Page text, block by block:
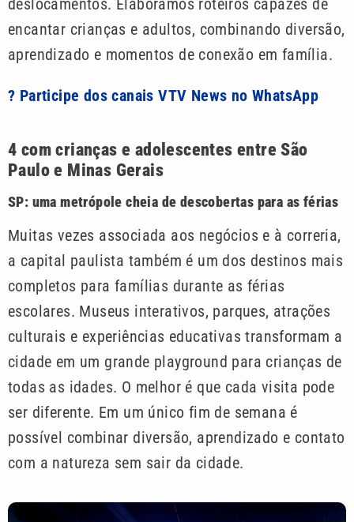
encantar crianças e adultos, combinando diversão,
aprendizado e momentos de conexão em família.
? Participe dos canais VTV News no WhatsApp
4 com crianças e adolescentes entre São
Paulo e Minas Gerais
SP: uma metrópole cheia de descobertas para as férias
Muitas vezes associada aos negócios e à correria,
a capital paulista também é um dos destinos mais
completos para famílias durante as férias
escolares. Museus interativos, parques, atrações
culturais e experiências educativas transformam a
cidade em um grande playground para crianças de
todas as idades. O melhor é que cada visita pode
ser diferente. Em um único fim de semana é
possível combinar diversão, aprendizado e contato
com a natureza sem sair da cidade.